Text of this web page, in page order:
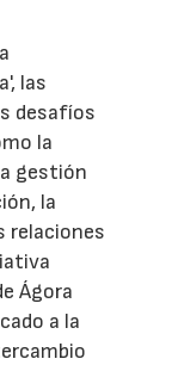
las
desafíos
la
gestión
la
relaciones
Ágora
a la